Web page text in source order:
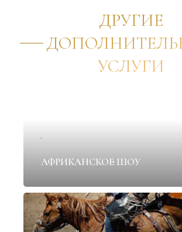
ДРУГИЕ
УСЛУГИ
АФРИКАНСКОЕ ШОУ